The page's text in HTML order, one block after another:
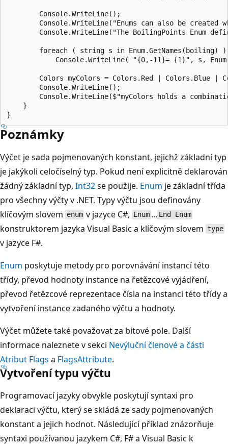
        Console.WriteLine();
Console.WriteLine("Enums can also be created
Console.WriteLine("The BoilingPoints Enum
        foreach ( string s in Enum.GetNames(boiling) )
Console.WriteLine( "{0,-11}= {1}", s,
Colors myColors = Colors.Red | Colors.Blue |
        Console.WriteLine();
Console.WriteLine($"myColors holds a
    }
Poznámky
Výčet je sada pojmenovaných konstant, jejichž základní typ
je jakýkoli celočíselný typ. Pokud není explicitně deklarován
žádný základní typ, Int32se použije. Enum je základní třída
pro všechny výčty v .NET. Typy výčtu jsou definovány
klíčovým slovem enum v jazyce C#, Enum... End Enum
konstruktorem jazyka Visual Basic a klíčovým slovem type
v jazyce F#.
Enum poskytuje metody pro porovnávání instancí této
třídy, převod hodnoty instance na řetězcové vyjádření,
převod řetězcové reprezentace čísla na instanci této třídy a
vytvoření instance zadaného výčtu a hodnoty.
Výčet můžete také považovat za bitové pole. Další
informace naleznete v sekci Nevýluční členové a části
Atribut Flags a FlagsAttribute.
Vytvoření typu výčtu
Programovací jazyky obvykle poskytují syntaxi pro
deklaraci výčtu, který se skládá ze sady pojmenovaných
konstant a jejich hodnot. Následující příklad znázorňuje
syntaxi používanou jazykem C#, F# a Visual Basic k